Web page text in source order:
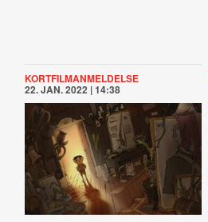
KORTFILMANMELDELSE
22. JAN. 2022 | 14:38